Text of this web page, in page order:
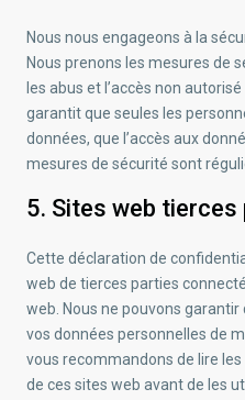
Nous nous engageons à la
Nous prenons les mesures de
les abus et l’accès non
garantit que seules les
données, que l’accès aux
mesures de sécurité sont
5. Sites web
Cette déclaration de
web de tierces parties
web. Nous ne pouvons
vos données personnelles de
vous recommandons de lire
de ces sites web avant de les